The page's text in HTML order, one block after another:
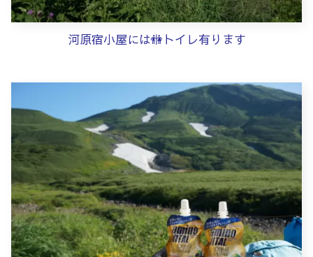
河原宿小屋には🚻トイレ有ります